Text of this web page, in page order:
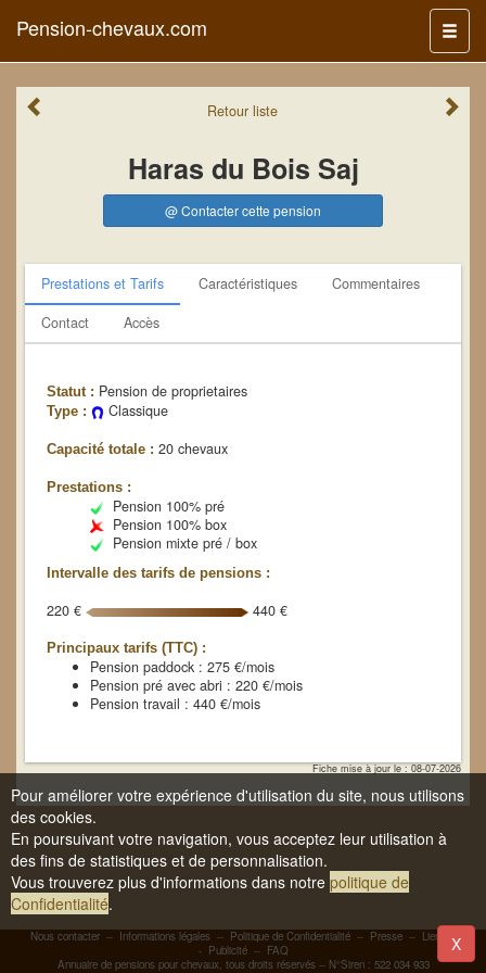
Menu
Pension-chevaux.com
Retourliste
Haras du Bois Saj
@ Contacter cette pension
Prestations et Tarifs Caractéristiques
Commentaires
Contact
Accès
Statut : Pension de proprietaires
Type : Classique
Capacité totale : 20 chevaux
Prestations :
Pension 100% pré
Pension 100% box
Pension mixte pré / box
Intervalle des tarifs de pensions :
220 € 440 €
Principaux tarifs (TTC) :
Pension paddock : 275 €/mois
Pension pré avec abri : 220 €/mois
Pension travail : 440 €/mois
Fiche mise à jour le : 08-07-2026
Nous contacter -- Informations légales -- Politique de Confidentialité -- Presse -- Liens
-
- Publicité-- FAQ
Annuaire de pensions pour chevaux, tous droits réservés -- N°Siren : 522 034 933
Pour améliorer votre expérience d'utilisation du site, nous utilisons
des cookies.
En poursuivant votre navigation, vous acceptez leur utilisation à
des fins de statistiques et de personnalisation.
Vous trouverez plus d'informations dans notre politique de
Confidentialité.
X